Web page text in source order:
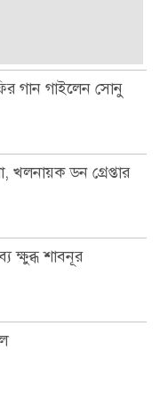
গান গাইলেন সোনু
খলনায়ক ডন গ্রেপ্তার
ক্ষুব্ধ শাবনূর